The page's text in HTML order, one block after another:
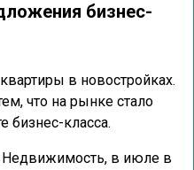
бизнес-
в новостройках.
что на рынке стало
бизнес-класса.
в июле в